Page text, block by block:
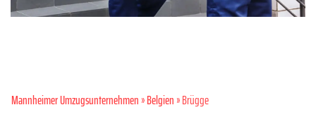
Mannheimer Umzugsunternehmen»Belgien» Brügge